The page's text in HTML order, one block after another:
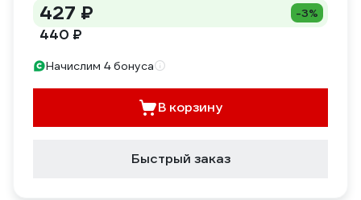
427 ₽ -3%
440 ₽
Начислим 4 бонуса
В корзину
Быстрый заказ